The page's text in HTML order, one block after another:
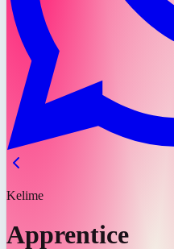
Kelime
Apprentice